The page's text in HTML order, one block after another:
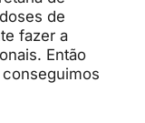
de
fazer a
Então